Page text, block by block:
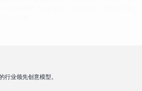
行业领先创意模型。